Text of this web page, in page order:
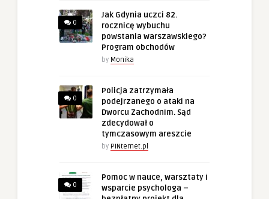
0
Jak Gdynia uczci 82.
rocznicę wybuchu
powstania warszawskiego?
Program obchodów
by Monika
0
Policja zatrzymała
podejrzanego o ataki na
Dworcu Zachodnim. Sąd
zdecydował o
tymczasowym areszcie
by PINternet.pl
0
Pomoc w nauce, warsztaty i
wsparcie psychologa –